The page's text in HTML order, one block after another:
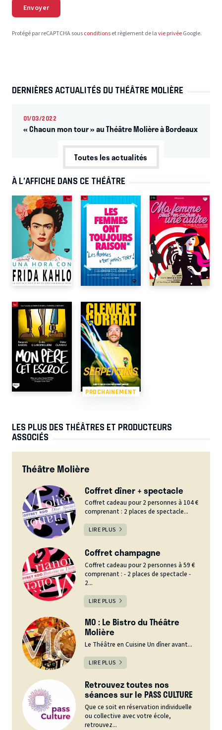
Envoyer
Protégé par reCAPTCHA sousconditionset règlement de lavie privéeGoogle.
DERNIÈRES ACTUALITÉS DU THÉÂTRE MOLIÈRE
01/03/2022
« Chacun mon tour » au Théâtre Molière à Bordeaux
Toutes les actualités
À L’AFFICHE DANS CE THÉÂTRE
PROCHAINEMENT
LES PLUS DES THÉÂTRES ET PRODUCTEURS
ASSOCIÉS
Théâtre Molière
Coffret dîner + spectacle
Coffret cadeau pour 2 personnes à 104 €
comprenant : 2 places de spectacle...
LIRE PLUS
Coffret champagne
Coffret cadeau pour 2 personnes à 59 €
comprenant : - 2 places de spectacle -
2...
LIRE PLUS
MO : Le Bistro du Théâtre
Molière
Le Théâtre en Cuisine Un dîner avant...
LIRE PLUS
Retrouvez toutes nos
séances sur le PASS CULTURE
Que ce soit en réservation individuelle
ou collective avec votre école,
retrouvez...